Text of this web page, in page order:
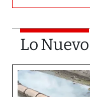
Lo Nuevo